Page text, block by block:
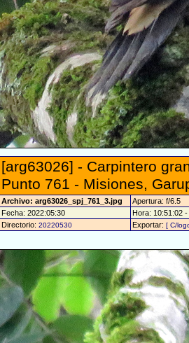
[arg63026] - Carpintero
Punto 761 - Misiones,
Archivo: arg63026_spj_761_3.jpg
Apertura: f/6.5
Fecha: 2022:05:30
Hora: 10:51:02
Directorio: 20220530 Exportar: [ C/